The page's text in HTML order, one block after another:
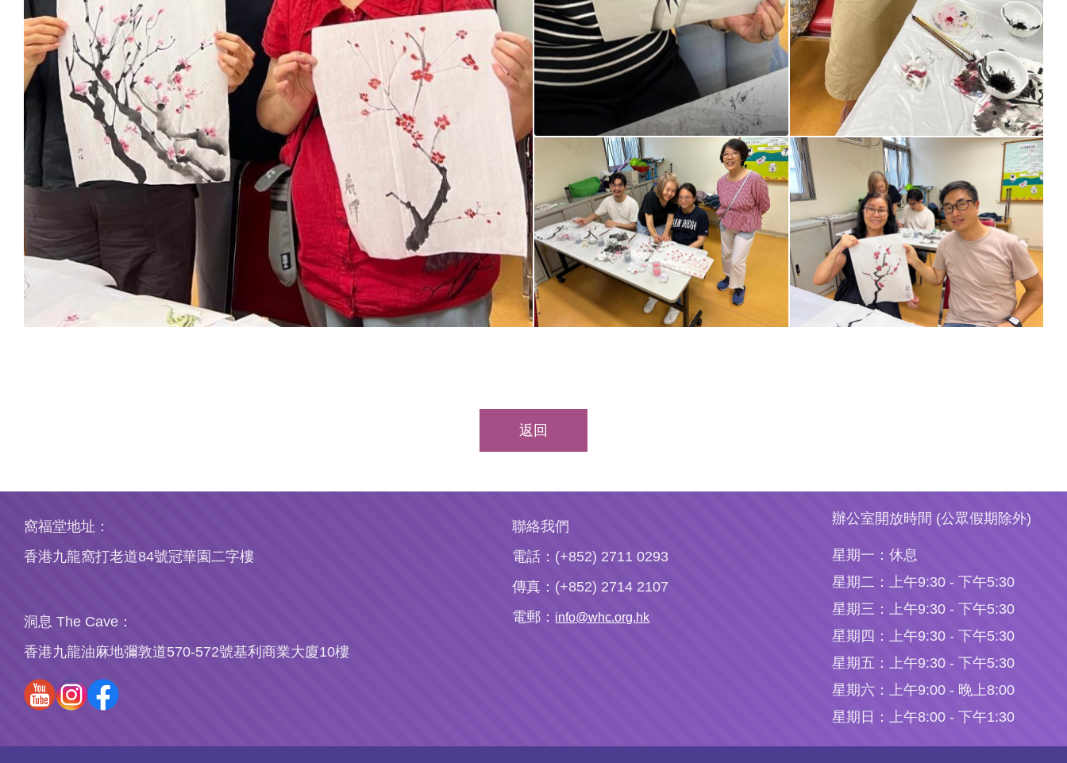
返回
窩福堂地址：
香港九龍窩打老道84號冠華園二字樓
洞息 The Cave：
香港九龍油麻地彌敦道570-572號基利商業大廈10樓
聯絡我們
電話：(+852) 2711 0293
傳真：(+852) 2714 2107
電郵： info@whc.org.hk
辦公室開放時間 (公眾假期除外)
星期一： 休息
星期二：
上午9:30 - 下午5:30
星期三：
上午9:30 - 下午5:30
星期四：
上午9:30 - 下午5:30
星期五：
上午9:30 - 下午5:30
星期六：
上午9:00 - 晚上8:00
星期日：
上午8:00 - 下午1:30